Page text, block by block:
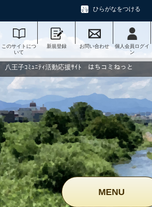
ひらがなをつける
このサイトにつ
いて
新規登録 お問い合わせ
個人会員ログイ
ン
八王子ｺﾐｭﾆﾃｨ活動応援ｻｲﾄ はちコミねっと
MENU